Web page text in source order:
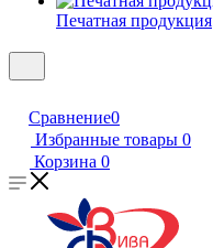
Печатная продукция
Сравнение0
Избранные товары 0
Корзина 0